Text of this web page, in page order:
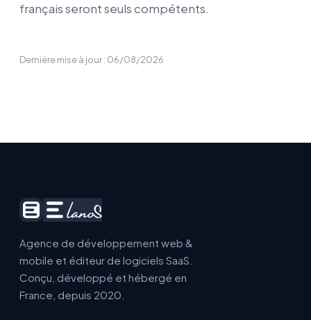
français seront seuls compétents.
Dernière mise à jour : 06/08/2026
Agence de développement web &
mobile et éditeur de logiciels SaaS.
Conçu, développé et hébergé en
France, depuis 2020.